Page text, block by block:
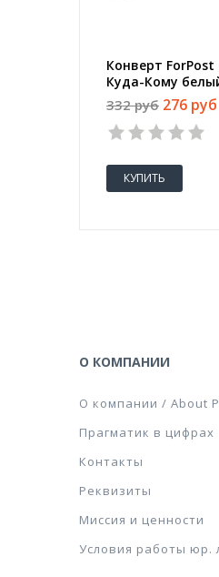
Конверт ForPost
Куда-Кому
внутренней
штук в упаковке)
332 руб 276 руб
КУПИТЬ
1 2 3 4
О КОМПАНИИ
О компании / About
Прагматик в цифрах
Контакты
Реквизиты
Миссия и ценности
Условия работы юр.